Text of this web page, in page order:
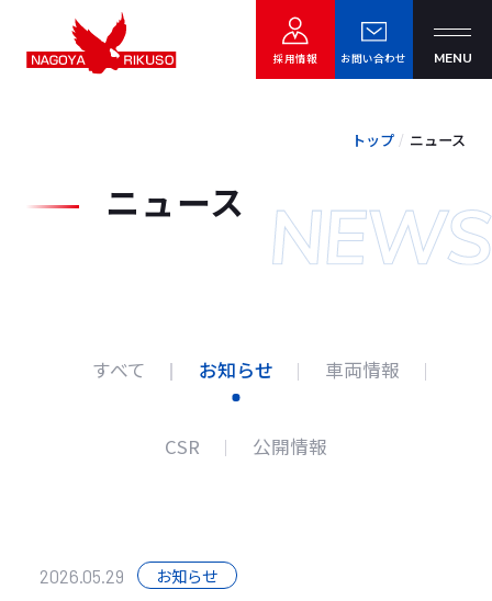
採用情報 お問い合わせ
会社情報
グループ会社
重量輸送
トップ ニュース
ニュース
すべて お知らせ 車両情報
CSR 公開情報
2026.05.29 お知らせ